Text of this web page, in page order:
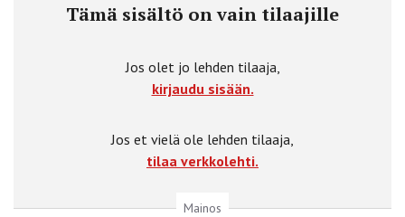
Tämä sisältö on vain tilaajille
Jos olet jo lehden tilaaja,
kirjaudu sisään.
Jos et vielä ole lehden tilaaja,
tilaa verkkolehti.
Mainos